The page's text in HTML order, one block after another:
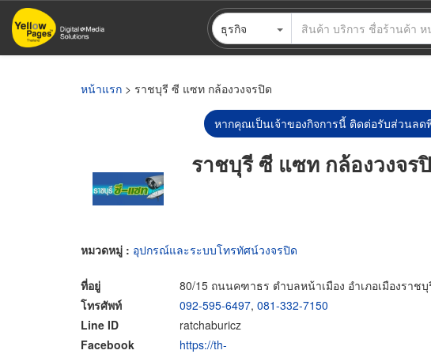
ข้าม
ไป
ธุรกิจ
หน้าแรก > ราชบุรี ซี แซท กล้องวงจรปิด
หากคุณเป็นเจ้าของกิจการนี้ ติดต่อรับส่วนลด
ราชบุรี ซี แซท กล้องวงจร
หมวดหมู่ : อุปกรณ์และระบบโทรทัศน์วงจรปิด
ที่อยู่
80/15 ถนนคฑาธร ตำบลหน้าเมือง อำเภอเมืองราช
โทรศัพท์
092-595-6497, 081-332-7150
Line ID
ratchaburicz
Facebook
https://th-